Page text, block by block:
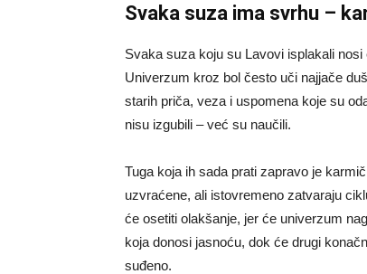
Svaka suza ima svrhu –
Svaka suza koju su Lavovi isplakali
Univerzum kroz bol često uči najjače
starih priča, veza i uspomena koje su
nisu izgubili – već su naučili.
Tuga koja ih sada prati zapravo je
uzvraćene, ali istovremeno zatvaraju
će osetiti olakšanje, jer će univerzum
koja donosi jasnoću, dok će drugi
suđeno.